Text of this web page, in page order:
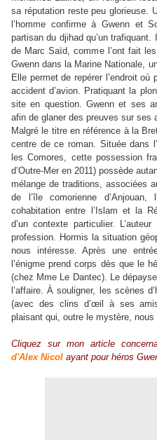
sa réputation reste peu glorieuse.
l’homme confirme à Gwenn et
partisan du djihad qu’un
de Marc Saïd, comme l’ont fait
Gwenn dans la Marine Nationale,
Elle permet de repérer l’endroit
accident d’avion. Pratiquant la
site en question. Gwenn et ses
afin de glaner des preuves sur
Malgré le titre en référence à la
centre de ce roman. Située dans
les Comores, cette possession
d’Outre-Mer en 2011) possède
mélange de traditions, associées
de l’île comorienne
cohabitation entre l’Islam et la
d’un contexte particulier.
profession. Hormis la situation
nous intéresse. Après une
l’énigme prend corps dès que le
(chez Mme Le Dantec). Le
l’affaire. À souligner, les scènes
(avec des clins d’œil à ses
plaisant qui, outre le mystère, nous
Cliquez sur mon article
d'Alex Nicol ayant pour héros